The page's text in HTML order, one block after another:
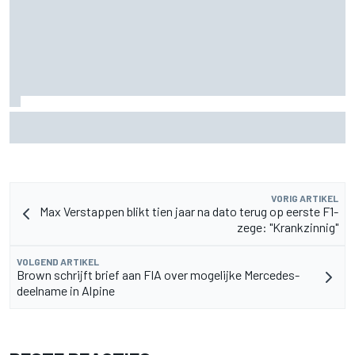
VORIG ARTIKEL
Max Verstappen blikt tien jaar na dato terug op eerste F1-
zege: "Krankzinnig"
VOLGEND ARTIKEL
Brown schrijft brief aan FIA over mogelijke Mercedes-
deelname in Alpine